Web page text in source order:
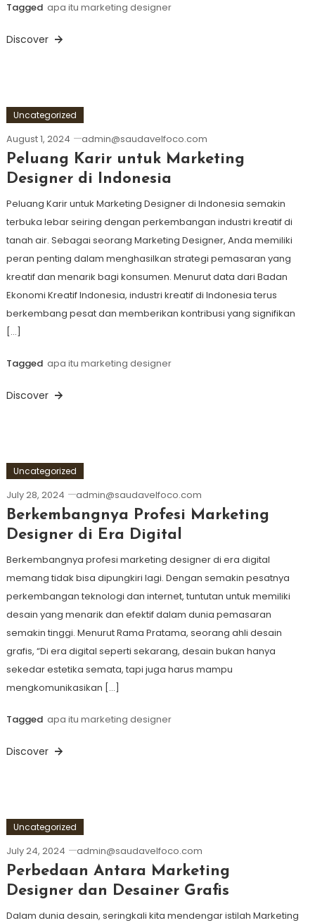
Tagged apa itu marketing designer
Discover
Uncategorized
August 1, 2024 admin@saudavelfoco.com
Peluang Karir untuk Marketing
Designer di Indonesia
Peluang Karir untuk Marketing Designer di Indonesia semakin
terbuka lebar seiring dengan perkembangan industri kreatif di
tanah air. Sebagai seorang Marketing Designer, Anda memiliki
peran penting dalam menghasilkan strategi pemasaran yang
kreatif dan menarik bagi konsumen. Menurut data dari Badan
Ekonomi Kreatif Indonesia, industri kreatif di Indonesia terus
berkembang pesat dan memberikan kontribusi yang signifikan
[…]
Tagged apa itu marketing designer
Discover
Uncategorized
July 28, 2024 admin@saudavelfoco.com
Berkembangnya Profesi Marketing
Designer di Era Digital
Berkembangnya profesi marketing designer di era digital
memang tidak bisa dipungkiri lagi. Dengan semakin pesatnya
perkembangan teknologi dan internet, tuntutan untuk memiliki
desain yang menarik dan efektif dalam dunia pemasaran
semakin tinggi. Menurut Rama Pratama, seorang ahli desain
grafis, “Di era digital seperti sekarang, desain bukan hanya
sekedar estetika semata, tapi juga harus mampu
mengkomunikasikan […]
Tagged apa itu marketing designer
Discover
Uncategorized
July 24, 2024 admin@saudavelfoco.com
Perbedaan Antara Marketing
Designer dan Desainer Grafis
Dalam dunia desain, seringkali kita mendengar istilah Marketing